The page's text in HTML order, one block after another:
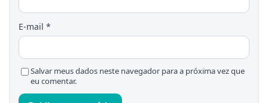
E-mail *
Salvar meus dados neste navegador para a próxima vez que
eu comentar.